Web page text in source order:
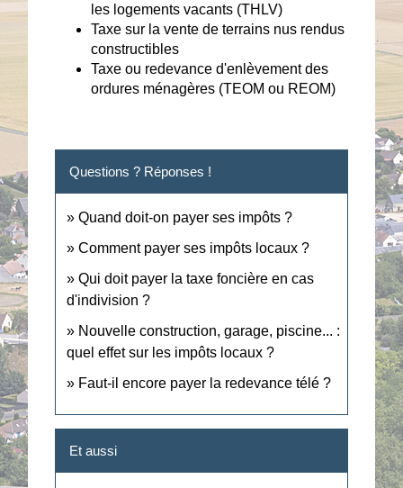
les logements vacants (THLV)
Taxe sur la vente de terrains nus rendus
constructibles
Taxe ou redevance d'enlèvement des
ordures ménagères (TEOM ou REOM)
Questions ? Réponses !
Quand doit-on payer ses impôts ?
Comment payer ses impôts locaux ?
Qui doit payer la taxe foncière en cas
d'indivision ?
Nouvelle construction, garage, piscine... :
quel effet sur les impôts locaux ?
Faut-il encore payer la redevance télé ?
Et aussi